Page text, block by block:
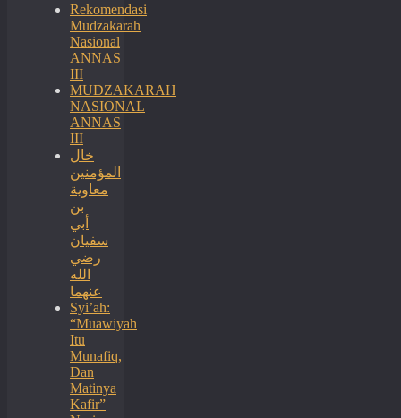
Rekomendasi
Mudzakarah
Nasional
ANNAS
III
MUDZAKARAH
NASIONAL
ANNAS
III
خال
المؤمنين
معاوية
بن
أبي
سفيان
رضي
الله
عنهما
Syi’ah:
“Muawiyah
Itu
Munafiq,
Dan
Matinya
Kafir”